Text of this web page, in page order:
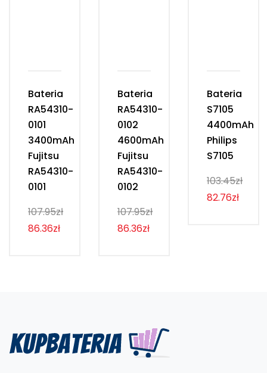
Bateria
RA54310-
0101
3400mAh
Fujitsu
RA54310-
0101
107.95zł
86.36zł
Bateria
RA54310-
0102
4600mAh
Fujitsu
RA54310-
0102
107.95zł
86.36zł
Bateria
S7105
4400mAh
Philips
S7105
103.45zł
82.76zł